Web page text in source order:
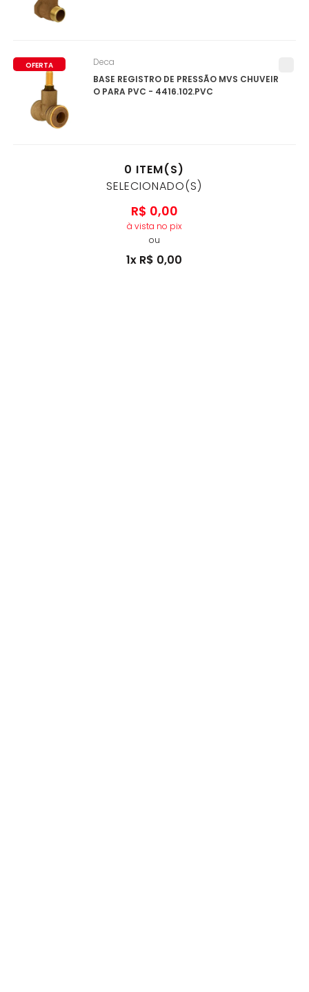
OFERTA
BASE REGISTRO DE PRESSÃO MVS CHUVEIR
O PARA PVC - 4416.102.PVC
Deca
0 ITEM(S)
SELECIONADO(S)
R$ 0,00
à vista no pix
ou
1x R$ 0,00